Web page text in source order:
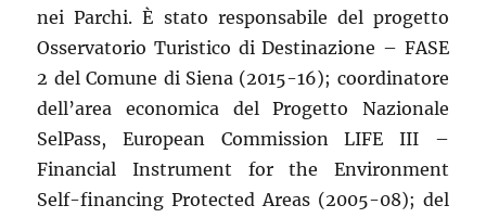
nei Parchi. È stato responsabile del progetto
Osservatorio Turistico di Destinazione – FASE
2 del Comune di Siena (2015-16); coordinatore
dell’area economica del Progetto Nazionale
SelPass, European Commission LIFE III –
Financial Instrument for the Environment
Self-financing Protected Areas (2005-08); del